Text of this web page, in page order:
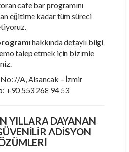
cafe bar programını
eğitime kadar tüm süreci
hakkında detaylı bilgi
talep etmek için bizimle
A, Alsancak – İzmir
+90 553 268 94 53
YILLARA DAYANAN
ADISYON